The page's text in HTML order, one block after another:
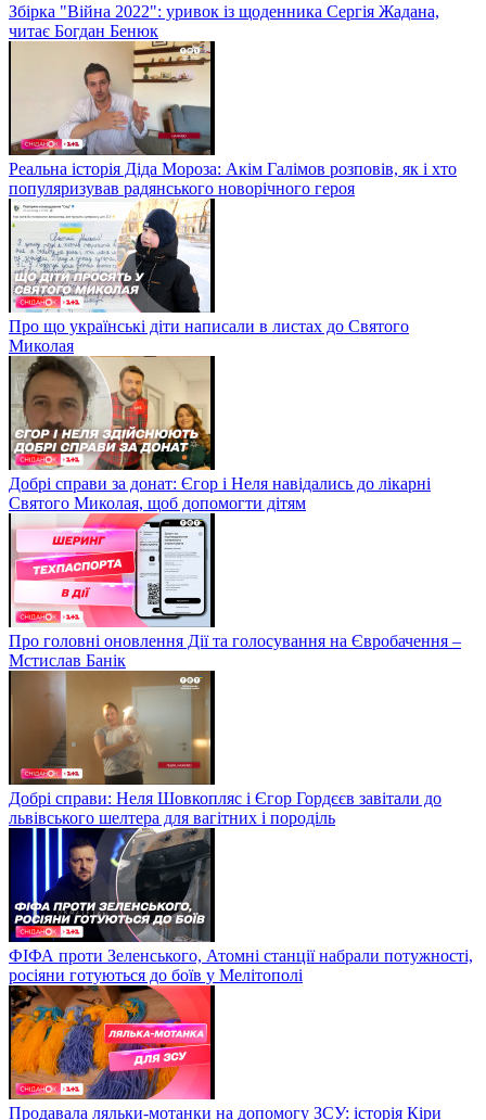
Збірка "Війна 2022": уривок із щоденника Сергія Жадана,
читає Богдан Бенюк
Реальна історія Діда Мороза: Акім Галімов розповів, як і хто
популяризував радянського новорічного героя
Про що українські діти написали в листах до Святого
Миколая
Добрі справи за донат: Єгор і Неля навідались до лікарні
Святого Миколая, щоб допомогти дітям
Про головні оновлення Дії та голосування на Євробачення –
Мстислав Банік
Добрі справи: Неля Шовкопляс і Єгор Гордєєв завітали до
львівського шелтера для вагітних і породіль
ФІФА проти Зеленського, Атомні станції набрали потужності,
росіяни готуються до боїв у Мелітополі
Продавала ляльки-мотанки на допомогу ЗСУ: історія Кіри